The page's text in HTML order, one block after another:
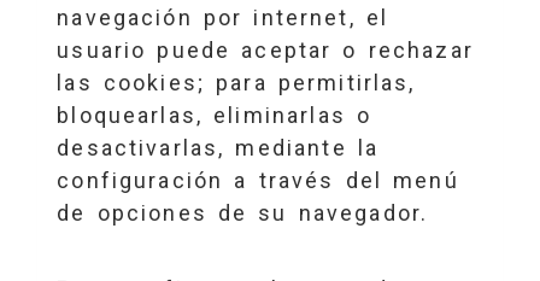
navegación por internet, el
usuario puede aceptar o rechazar
las cookies; para permitirlas,
bloquearlas, eliminarlas o
desactivarlas, mediante la
configuración a través del menú
de opciones de su navegador.